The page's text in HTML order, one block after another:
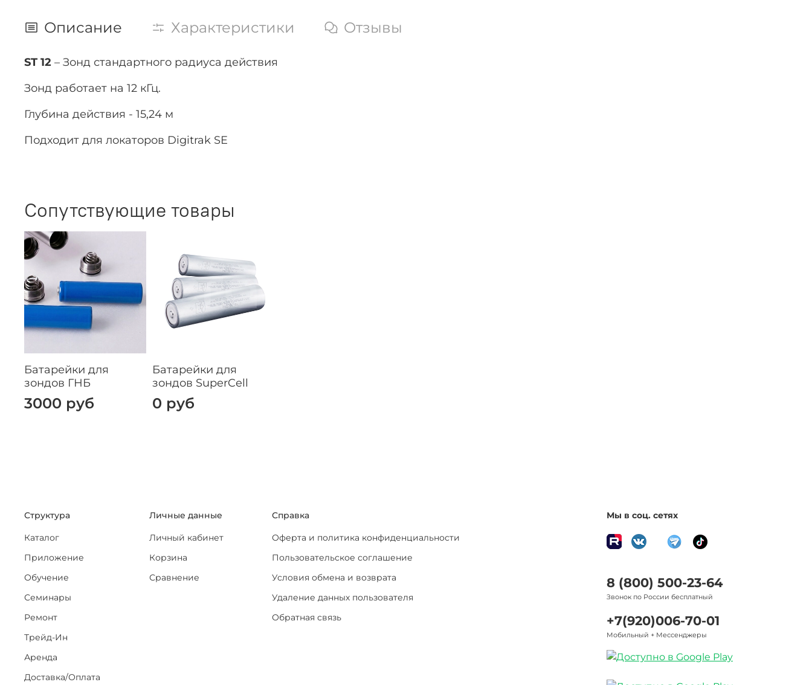
Описание Характеристики Отзывы
ST 12 – Зонд стандартного радиуса действия
Зонд работает на 12 кГц.
Глубина действия - 15,24 м
Подходит для локаторов Digitrak SE
Сопутствующие товары
Батарейки для
зондов ГНБ
3000 руб
Батарейки для
зондов SuperCell
0 руб
Структура
Каталог
Приложение
Обучение
Семинары
Ремонт
Трейд-Ин
Аренда
Доставка/Оплата
Личные данные
Личный кабинет
Корзина
Сравнение
Справка
Оферта и политика конфиденциальности
Пользовательское соглашение
Условия обмена и возврата
Удаление данных пользователя
Обратная связь
Мы в соц. сетях
8 (800) 500-23-64
Звонок по России бесплатный
+7(920)006-70-01
Мобильный + Мессенджеры